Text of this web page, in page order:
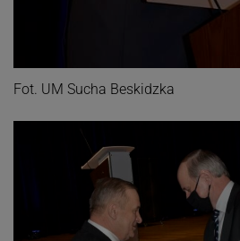
Fot. UM Sucha Beskidzka